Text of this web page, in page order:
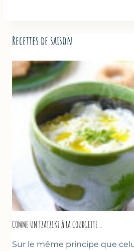
Recettes de saison
COMME UN TZATZIKI À LA COURGETTE…
Sur le même principe que